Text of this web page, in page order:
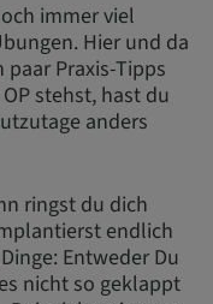
immer viel
Hier und da
Praxis-Tipps
stehst, hast du
anders
ringst du dich
endlich
Entweder Du
nicht so geklappt